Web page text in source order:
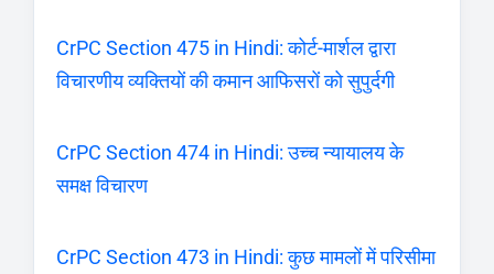
CrPC Section 475 in Hindi: कोर्ट-मार्शल द्वारा
विचारणीय व्यक्तियों की कमान आफिसरों को सुपुर्दगी
CrPC Section 474 in Hindi: उच्च न्यायालय के
समक्ष विचारण
CrPC Section 473 in Hindi: कुछ मामलों में परिसीमा